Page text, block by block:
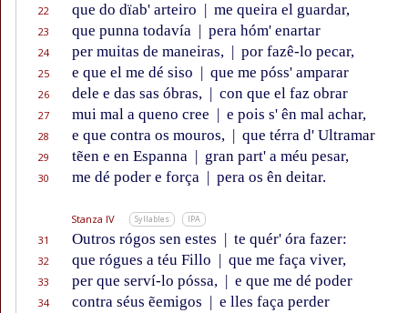
22 que do dïab' arteiro | me queira el guardar,
23 que punna todavía | pera hóm' enartar
24 per muitas de maneiras, | por fazê-lo pecar,
25 e que el me dé siso | que me póss' amparar
26 dele e das sas óbras, | con que el faz obrar
27 mui mal a queno cree | e pois s' ên mal achar,
28 e que contra os mouros, | que térra d' Ultramar
29 tẽen e en Espanna | gran part' a méu pesar,
30 me dé poder e força | pera os ên deitar.
Stanza IV Syllables IPA
31 Outros rógos sen estes | te quér' óra fazer:
32 que rógues a téu Fillo | que me faça viver,
33 per que serví-lo póssa, | e que me dé poder
34 contra séus ẽemigos | e lles faça perder